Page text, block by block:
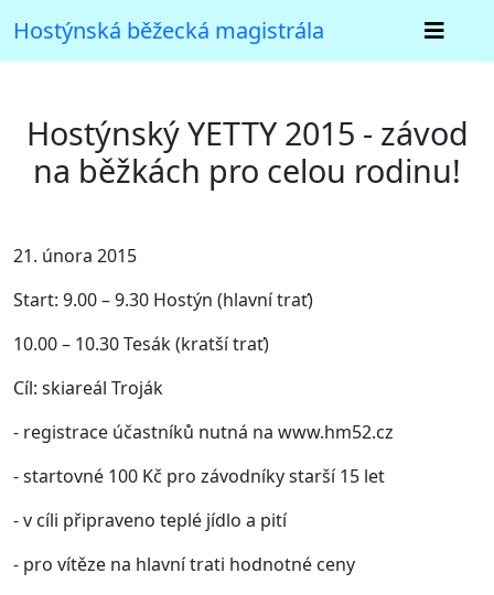
Hostýnská běžecká magistrála
Hostýnský YETTY 2015 - závod
na běžkách pro celou rodinu!
21. února 2015
Start: 9.00 – 9.30 Hostýn (hlavní trať)
10.00 – 10.30 Tesák (kratší trať)
Cíl: skiareál Troják
- registrace účastníků nutná na www.hm52.cz
- startovné 100 Kč pro závodníky starší 15 let
- v cíli připraveno teplé jídlo a pití
- pro vítěze na hlavní trati hodnotné ceny